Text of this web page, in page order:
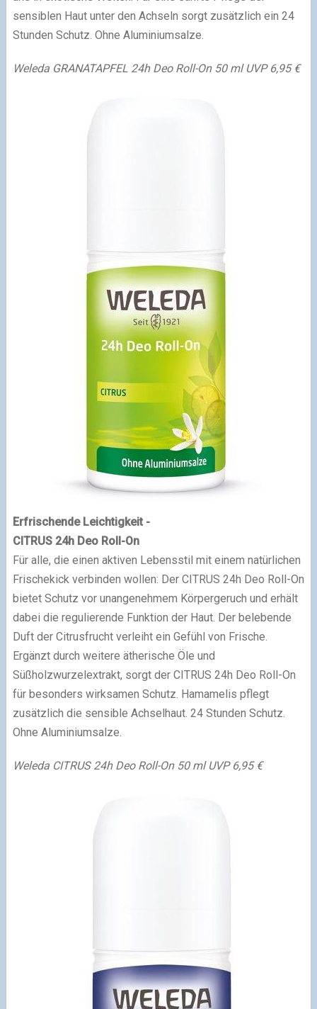
sensiblen Haut unter den Achseln sorgt zusätzlich ein 24
Stunden Schutz. Ohne Aluminiumsalze.
Weleda GRANATAPFEL 24h Deo Roll-On 50 ml UVP 6,95 €
Erfrischende Leichtigkeit -
CITRUS 24h Deo Roll-On
Für alle, die einen aktiven Lebensstil mit einem natürlichen
Frischekick verbinden wollen: Der CITRUS 24h Deo Roll-On
bietet Schutz vor unangenehmem Körpergeruch und erhält
dabei die regulierende Funktion der Haut. Der belebende
Duft der Citrusfrucht verleiht ein Gefühl von Frische.
Ergänzt durch weitere ätherische Öle und
Süßholzwurzelextrakt, sorgt der CITRUS 24h Deo Roll-On
für besonders wirksamen Schutz. Hamamelis pflegt
zusätzlich die sensible Achselhaut. 24 Stunden Schutz.
Ohne Aluminiumsalze.
Weleda CITRUS 24h Deo Roll-On 50 ml UVP 6,95 €